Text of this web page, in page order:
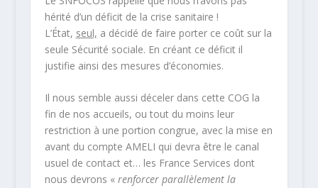
hérité d’un déficit de la crise sanitaire !
L’État, seul, a décidé de faire porter ce coût sur la
seule Sécurité sociale. En créant ce déficit il
justifie ainsi des mesures d’économies.
Il nous semble aussi déceler dans cette COG la
fin de nos accueils, ou tout du moins leur
restriction à une portion congrue, avec la mise en
avant du compte AMELI qui devra être le canal
usuel de contact et… les France Services dont
nous devrons « renforcer parallèlement la